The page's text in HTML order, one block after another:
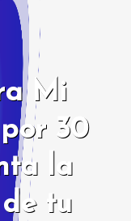
Mi
30
la
tu